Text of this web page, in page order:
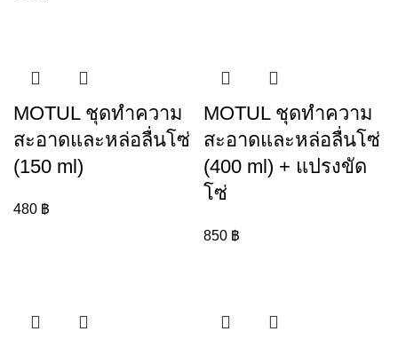
MOTUL ชุดทำความ
สะอาดและหล่อลื่นโซ่
(150 ml)
480 ฿
MOTUL ชุดทำความ
สะอาดและหล่อลื่นโซ่
(400 ml) + แปรงขัด
โซ่
850 ฿